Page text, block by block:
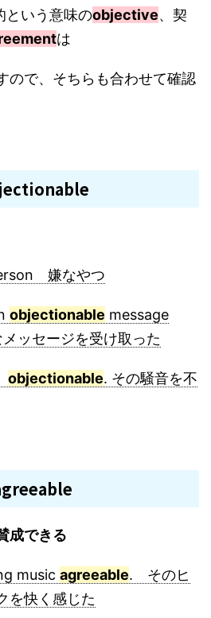
という意味のobjective、契
は
ので、そちらも合わせて確認
嫌なやつ
objectionable message
ッセージを受け取った
objectionable. その騒音を不
成できる
music agreeable. そのヒ
を快く感じた